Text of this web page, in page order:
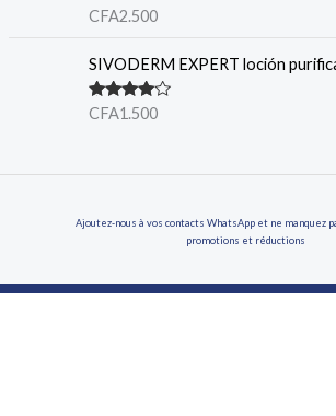
Note5.00
CFA2.500
SIVODERM EXPERT loción
Note 4.00
CFA1.500
Ajoutez-nous à vos contacts WhatsApp et ne manquez
promotions et réductions